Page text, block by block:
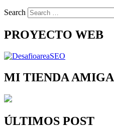
Search
PROYECTO WEB
MI TIENDA AMIGA
ÚLTIMOS POST